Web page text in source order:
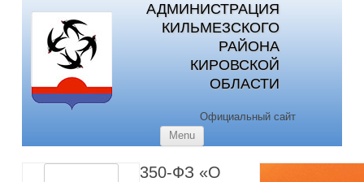
АДМИНИСТРАЦИЯ
КИЛЬМЕЗСКОГО
РАЙОНА
КИРОВСКОЙ
ОБЛАСТИ
Официальный сайт
Menu
350-ФЗ «О